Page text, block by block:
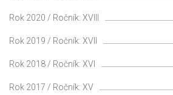
Rok 2020 / Ročník: XVIII
Rok 2019 / Ročník: XVII
Rok 2018 / Ročník: XVI
Rok 2017 / Ročník: XV